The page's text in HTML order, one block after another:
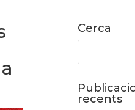
Cerca
recents